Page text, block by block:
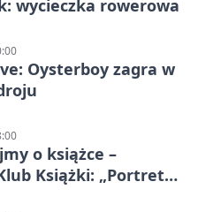
wycieczka rowerowa
Oysterboy zagra w
o książce –
Książki: „Portret